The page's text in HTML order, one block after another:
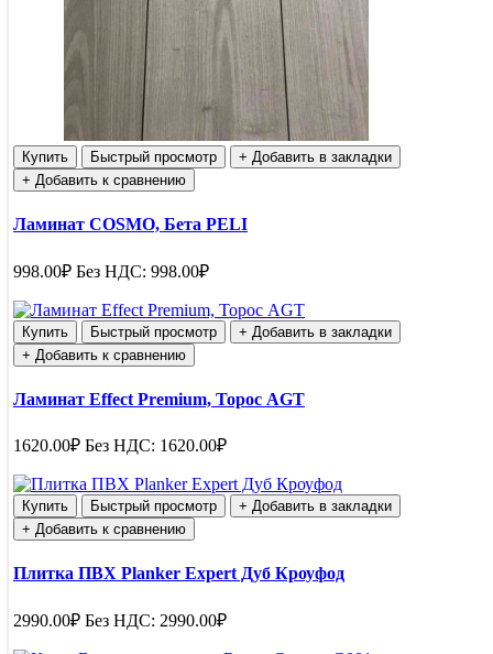
Купить Быстрый просмотр
+ Добавить в закладки
+ Добавить к сравнению
Ламинат COSMO, Бета PELI
998.00₽ Без НДС: 998.00₽
Купить Быстрый просмотр
+ Добавить в закладки
+ Добавить к сравнению
Ламинат Effect Premium, Торос AGT
1620.00₽ Без НДС: 1620.00₽
Купить Быстрый просмотр
+ Добавить в закладки
+ Добавить к сравнению
Плитка ПВХ Planker Expert Дуб Кроуфод
2990.00₽ Без НДС: 2990.00₽